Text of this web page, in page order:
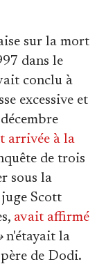
sur la mort
dans le
conclu à
excessive et
arrivée à la
de trois
sous la
Scott
avait affirmé
n'étayait la
de Dodi.